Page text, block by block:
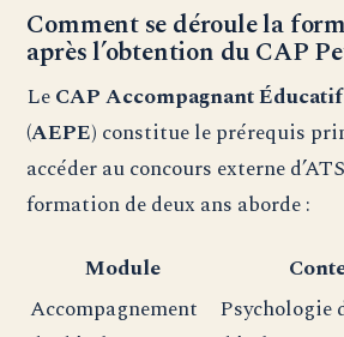
Comment se déroule la
après l’obtention du CAP
LeCAP Accompagnant
(AEPE) constitue le prérequis
accéder au concours externe
formation de deux ans aborde :
Module
Accompagnement
Psychologie